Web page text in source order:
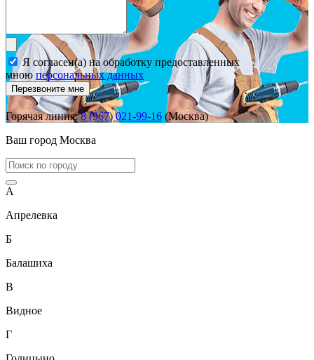
Я согласен(а) на обработку предоставленных
мною персональных данных
Перезвоните мне
Горячая линия:8 (967) 021-99-16 (Москва)
Ваш город Москва
А
Апрелевка
Б
Балашиха
В
Видное
Г